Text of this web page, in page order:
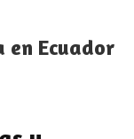
en Ecuador